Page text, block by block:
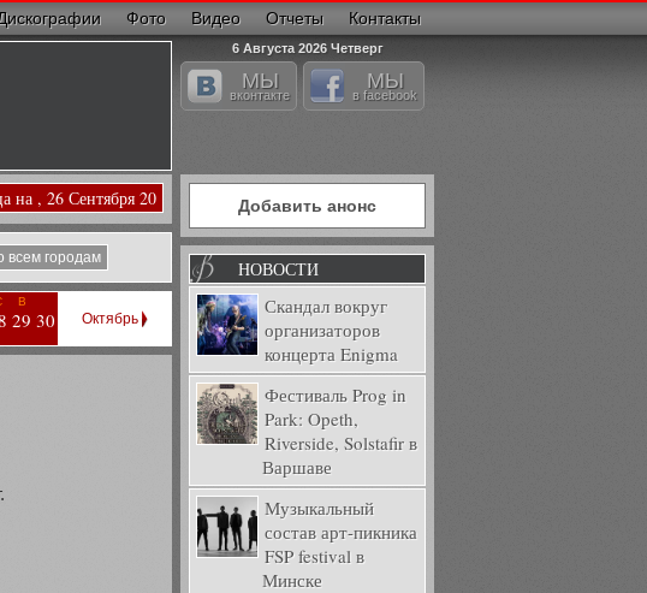
Фото Видео Отчеты Контакты
6 Августа 2026 Четверг
МЫ
вконтакте
МЫ
в facebook
на , 26 Сентября 20
всем городам
В
29 30 Октябрь
Добавить анонс
НОВОСТИ
Скандал вокруг
организаторов
концерта Enigma
Фестиваль Prog in
Park: Opeth,
Riverside, Solstafir в
Варшаве
Музыкальный
состав арт-пикника
FSP festival в
Минске